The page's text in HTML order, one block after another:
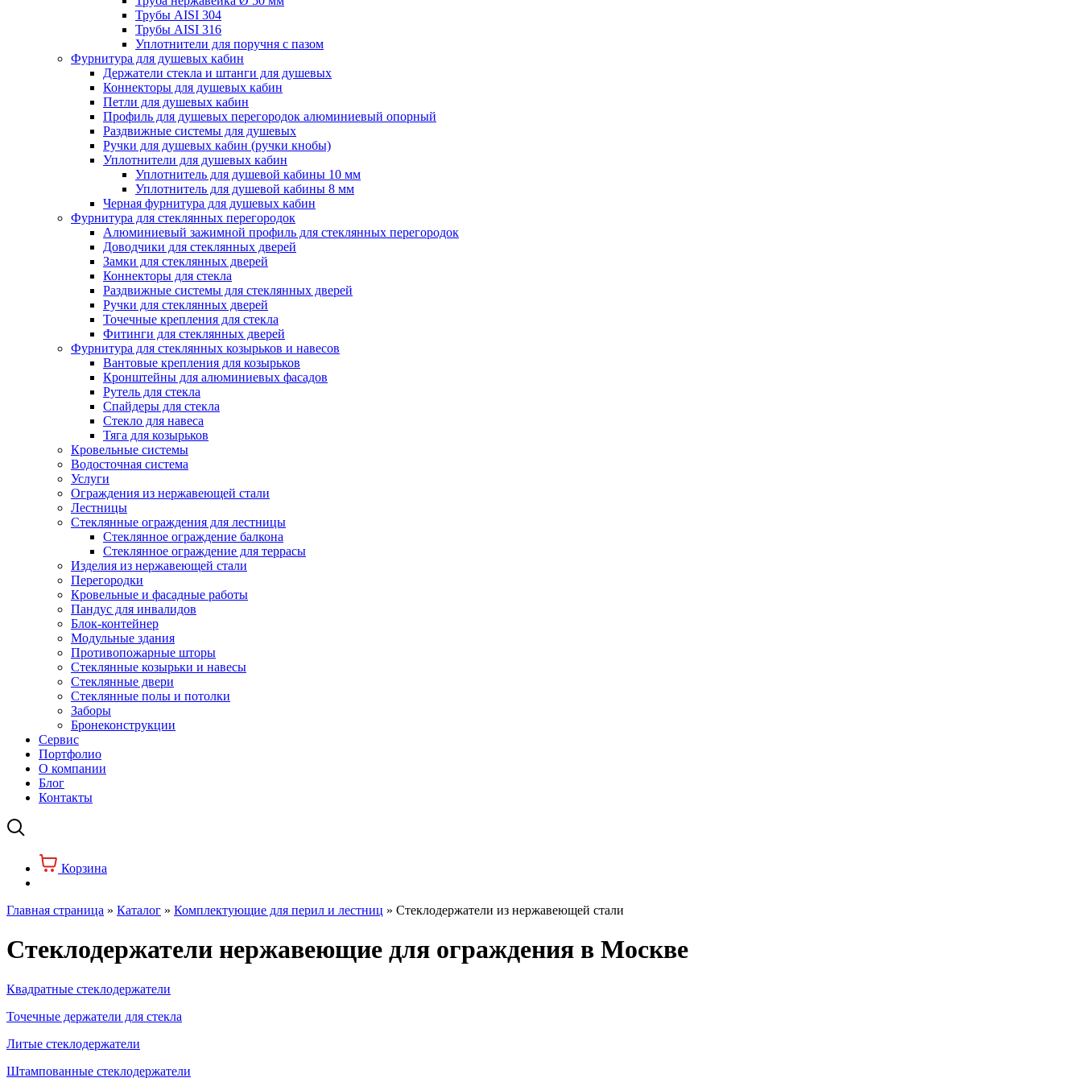
Трубы AISI 304
Трубы AISI 316
Уплотнители для поручня с пазом
Фурнитура для душевых кабин
Держатели стекла и штанги для душевых
Коннекторы для душевых кабин
Петли для душевых кабин
Профиль для душевых перегородок алюминиевый опорный
Раздвижные сиcтемы для душевых
Ручки для душевых кабин (ручки кнобы)
Уплотнители для душевых кабин
Уплотнитель для душевой кабины 10 мм
Уплотнитель для душевой кабины 8 мм
Черная фурнитура для душевых кабин
Фурнитура для стеклянных перегородок
Алюминиевый зажимной профиль для стеклянных перегородок
Доводчики для стеклянных дверей
Замки для стеклянных дверей
Коннекторы для стекла
Раздвижные системы для стеклянных дверей
Ручки для стеклянных дверей
Точечные крепления для стекла
Фитинги для стеклянных дверей
Фурнитура для стеклянных козырьков и навесов
Вантовые крепления для козырьков
Кронштейны для алюминиевых фасадов
Рутель для стекла
Спайдеры для стекла
Стекло для навеса
Тяга для козырьков
Кровельные системы
Водосточная система
Услуги
Ограждения из нержавеющей стали
Лестницы
Стеклянные ограждения для лестницы
Стеклянное ограждение балкона
Стеклянное ограждение для террасы
Изделия из нержавеющей стали
Перегородки
Кровельные и фасадные работы
Пандус для инвалидов
Блок-контейнер
Модульные здания
Противопожарные шторы
Стеклянные козырьки и навесы
Стеклянные двери
Стеклянные полы и потолки
Заборы
Бронеконструкции
Сервис
Портфолио
О компании
Блог
Контакты
Корзина
Главная страница » Каталог » Комплектующие для перил и лестниц » Стеклодержатели из нержавеющей стали
Стеклодержатели нержавеющие для ограждения в Москве
Квадратные стеклодержатели
Точечные держатели для стекла
Литые стеклодержатели
Штампованные стеклодержатели